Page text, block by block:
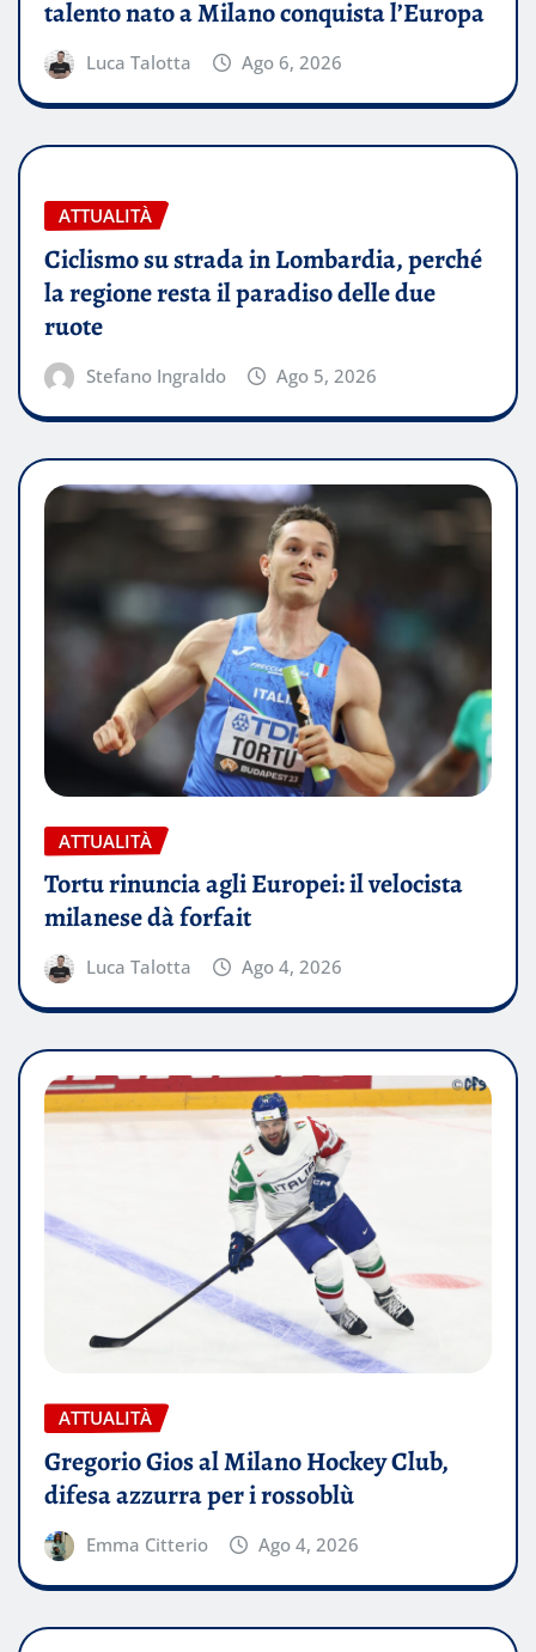
talento nato a Milano conquista l’Europa
Luca Talotta Ago 6, 2026
ATTUALITÀ
Ciclismo su strada in Lombardia, perché
la regione resta il paradiso delle due
ruote
Stefano Ingraldo Ago 5, 2026
ATTUALITÀ
Tortu rinuncia agli Europei: il velocista
milanese dà forfait
Luca Talotta Ago 4, 2026
ATTUALITÀ
Gregorio Gios al Milano Hockey Club,
difesa azzurra per i rossoblù
Emma Citterio Ago 4, 2026